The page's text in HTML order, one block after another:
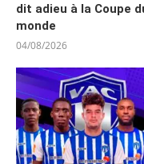
dit adieu à la Coupe
monde
04/08/2026